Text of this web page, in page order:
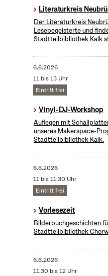
Literaturkreis
Der Literaturkreis
Lesebegeisterte und
Stadtteilbibliothek Kalk
6.6.2026
11 bis 13 Uhr
Eintritt frei
Vinyl-DJ-Workshop
Auflegen mit
unseres Makerspace-
Stadtteilbibliothek Kalk.
6.6.2026
11 bis 11:30 Uhr
Eintritt frei
Vorlesezeit
Bilderbuchgeschichten
Stadtteilbibliothek
6.6.2026
11:30 bis 12 Uhr